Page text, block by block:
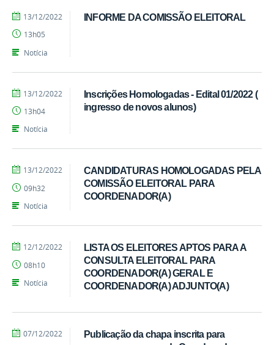
INFORME DA COMISSÃO ELEITORAL
por
publicado
13/12/2022
13h05
Notícia
Inscrições Homologadas - Edital 01/2022 (
ingresso de novos alunos)
por
publicado
13/12/2022
13h04
Notícia
CANDIDATURAS HOMOLOGADAS PELA
COMISSÃO ELEITORAL PARA
COORDENADOR(A)
por
publicado
13/12/2022
09h32
Notícia
LISTA OS ELEITORES APTOS PARA A
CONSULTA ELEITORAL PARA
COORDENADOR(A) GERAL E
COORDENADOR(A) ADJUNTO(A)
por
publicado
12/12/2022
08h10
Notícia
Publicação da chapa inscrita para
por
publicado
07/12/2022